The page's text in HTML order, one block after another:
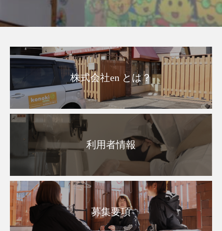
株式会社en とは？
利用者情報
募集要項